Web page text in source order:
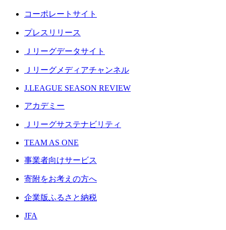
コーポレートサイト
プレスリリース
Ｊリーグデータサイト
Ｊリーグメディアチャンネル
J.LEAGUE SEASON REVIEW
アカデミー
Ｊリーグサステナビリティ
TEAM AS ONE
事業者向けサービス
寄附をお考えの方へ
企業版ふるさと納税
JFA